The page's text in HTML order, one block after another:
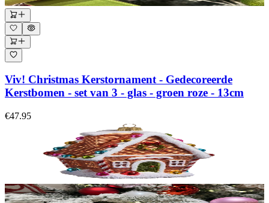
Viv! Christmas Kerstornament - Gedecoreerde
Kerstbomen - set van 3 - glas - groen roze - 13cm
€47.95